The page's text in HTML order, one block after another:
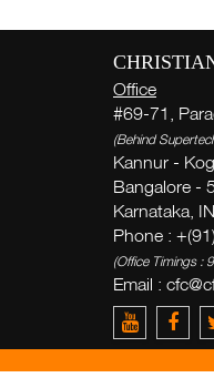
Office
#69-71,
(Behind
Kannur -
Bangalore -
Karnataka,
Phone :
(Office Timings :
Email :